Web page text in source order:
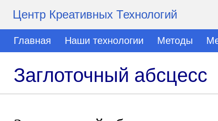
Центр Креативных Технологий
Главная Наши технологии Методы
Заглоточный абсцесс